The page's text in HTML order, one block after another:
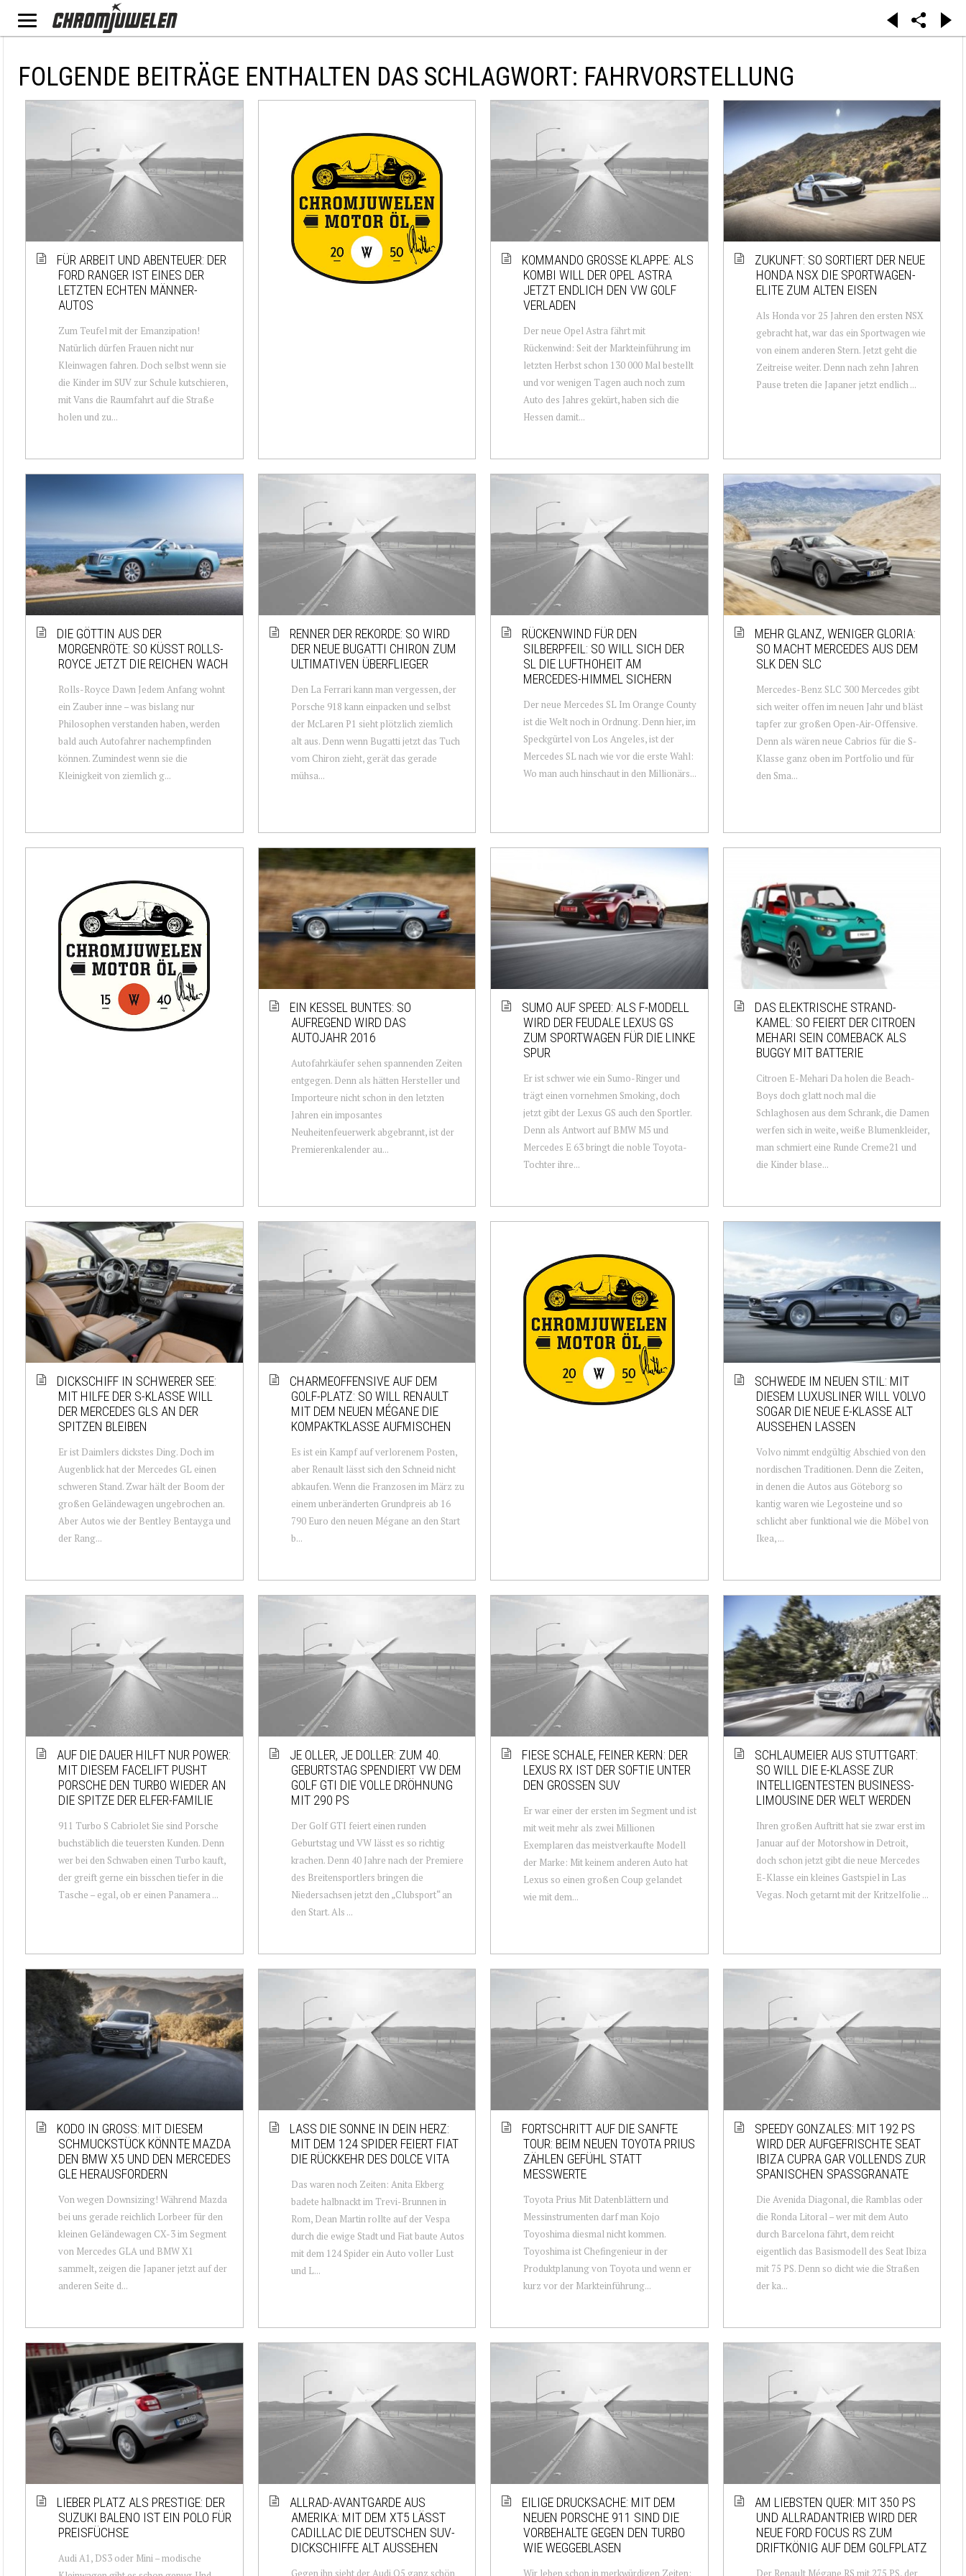
FOLGENDE BEITRÄGE ENTHALTEN DAS SCHLAGWORT: FAHRVORSTELLUNG
FÜR ARBEIT UND ABENTEUER: DER
FORD RANGER IST EINES DER
LETZTEN ECHTEN MÄNNER-
AUTOS
Zum Teufel mit der Emanzipation!
Natürlich dürfen Frauen nicht nur
Kleinwagen fahren. Doch selbst wenn sie
die Kinder im SUV zur Schule kutschieren,
mit Vans die Raumfahrt auf die Straße
holen und zu...
KOMMANDO GROSSE KLAPPE: ALS K
OMBI WILL DER OPEL ASTRA J
ETZT ENDLICH DEN VW GOLF V
ERLADEN
Der neue Opel Astra fährt mit
Rückenwind: Seit der Markteinführung im
letzten Herbst schon 130 000 Mal bestellt
und vor wenigen Tagen auch noch zum
Auto des Jahres gekürt, haben sich die
Hessen damit...
ZUKUNFT: SO SORTIERT DER NEUE
HONDA NSX DIE SPORTWAGEN-
ELITE ZUM ALTEN EISEN
Als Honda vor 25 Jahren den ersten NSX
gebracht hat, war das ein Sportwagen wie
von einem anderen Stern. Jetzt geht die
Zeitreise weiter. Denn nach zehn Jahren
Pause treten die Japaner jetzt endlich ...
DIE GÖTTIN AUS DER
MORGENRÖTE: SO KÜSST ROLLS-
ROYCE JETZT DIE REICHEN WACH
Rolls-Royce Dawn Jedem Anfang wohnt
ein Zauber inne – was bislang nur
Philosophen verstanden haben, werden
bald auch Autofahrer nachempfinden
können. Zumindest wenn sie die
Kleinigkeit von ziemlich g...
RENNER DER REKORDE: SO WIRD
DER NEUE BUGATTI CHIRON ZUM
ULTIMATIVEN ÜBERFLIEGER
Den La Ferrari kann man vergessen, der
Porsche 918 kann einpacken und selbst
der McLaren P1 sieht plötzlich ziemlich
alt aus. Denn wenn Bugatti jetzt das Tuch
vom Chiron zieht, gerät das gerade
mühsa...
RÜCKENWIND FÜR DEN
SILBERPFEIL: SO WILL SICH DER
SL DIE LUFTHOHEIT AM
MERCEDES-HIMMEL SICHERN
Der neue Mercedes SL Im Orange County
ist die Welt noch in Ordnung. Denn hier, im
Speckgürtel von Los Angeles, ist der
Mercedes SL nach wie vor die erste Wahl:
Wo man auch hinschaut in den Millionärs...
MEHR GLANZ, WENIGER GLORIA:
SO MACHT MERCEDES AUS DEM
SLK DEN SLC
Mercedes-Benz SLC 300 Mercedes gibt
sich weiter offen im neuen Jahr und bläst
tapfer zur großen Open-Air-Offensive.
Denn als wären neue Cabrios für die S-
Klasse ganz oben im Portfolio und für
den Sma...
EIN KESSEL BUNTES: SO
AUFREGEND WIRD DAS
AUTOJAHR 2016
Autofahrkäufer sehen spannenden Zeiten
entgegen. Denn als hätten Hersteller und
Importeure nicht schon in den letzten
Jahren ein imposantes
Neuheitenfeuerwerk abgebrannt, ist der
Premierenkalender au...
SUMO AUF SPEED: ALS F-MODELL
WIRD DER FEUDALE LEXUS GS
ZUM SPORTWAGEN FÜR DIE LINKE
SPUR
Er ist schwer wie ein Sumo-Ringer und
trägt einen vornehmen Smoking, doch
jetzt gibt der Lexus GS auch den Sportler.
Denn als Antwort auf BMW M5 und
Mercedes E 63 bringt die noble Toyota-
Tochter ihre...
DAS ELEKTRISCHE STRAND-
KAMEL: SO FEIERT DER CITROEN
MEHARI SEIN COMEBACK ALS
BUGGY MIT BATTERIE
Citroen E-Mehari Da holen die Beach-
Boys doch glatt noch mal die
Schlaghosen aus dem Schrank, die Damen
werfen sich in weite, weiße Blumenkleider,
man schmiert eine Runde Creme21 und
die Kinder blase...
DICKSCHIFF IN SCHWERER SEE:
MIT HILFE DER S-KLASSE WILL
DER MERCEDES GLS AN DER
SPITZEN BLEIBEN
Er ist Daimlers dickstes Ding. Doch im
Augenblick hat der Mercedes GL einen
schweren Stand. Zwar hält der Boom der
großen Geländewagen ungebrochen an.
Aber Autos wie der Bentley Bentayga und
der Rang...
CHARMEOFFENSIVE AUF DEM
GOLF-PLATZ: SO WILL RENAULT
MIT DEM NEUEN MÉGANE DIE
KOMPAKTKLASSE AUFMISCHEN
Es ist ein Kampf auf verlorenem Posten,
aber Renault lässt sich den Schneid nicht
abkaufen. Wenn die Franzosen im März zu
einem unberänderten Grundpreis ab 16
790 Euro den neuen Mégane an den Start
b...
SCHWEDE IM NEUEN STIL: MIT
DIESEM LUXUSLINER WILL VOLVO
SOGAR DIE NEUE E-KLASSE ALT
AUSSEHEN LASSEN
Volvo nimmt endgültig Abschied von den
nordischen Traditionen. Denn die Zeiten,
in denen die Autos aus Göteborg so
kantig waren wie Legosteine und so
schlicht aber funktional wie die Möbel von
Ikea, ...
AUF DIE DAUER HILFT NUR POWER:
MIT DIESEM FACELIFT PUSHT
PORSCHE DEN TURBO WIEDER AN
DIE SPITZE DER ELFER-FAMILIE
911 Turbo S Cabriolet Sie sind Porsche
buchstäblich die teuersten Kunden. Denn
wer bei den Schwaben einen Turbo kauft,
der greift gerne ein bisschen tiefer in die
Tasche – egal, ob er einen Panamera ...
JE OLLER, JE DOLLER: ZUM 40.
GEBURTSTAG SPENDIERT VW DEM
GOLF GTI DIE VOLLE DRÖHNUNG
MIT 290 PS
Der Golf GTI feiert einen runden
Geburtstag und VW lässt es so richtig
krachen. Denn 40 Jahre nach der Premiere
des Breitensportlers bringen die
Niedersachsen jetzt den „Clubsport“ an
den Start. Als ...
FIESE SCHALE, FEINER KERN: DER
LEXUS RX IST DER SOFTIE UNTER
DEN GROSSEN SUV
Er war einer der ersten im Segment und ist
mit weit mehr als zwei Millionen
Exemplaren das meistverkaufte Modell
der Marke: Mit keinem anderen Auto hat
Lexus so einen großen Coup gelandet
wie mit dem...
SCHLAUMEIER AUS STUTTGART:
SO WILL DIE E-KLASSE ZUR
INTELLIGENTESTEN BUSINESS-
LIMOUSINE DER WELT WERDEN
Ihren großen Auftritt hat sie zwar erst im
Januar auf der Motorshow in Detroit,
doch schon jetzt gibt die neue Mercedes
E-Klasse ein kleines Gastspiel in Las
Vegas. Noch getarnt mit der Kritzelfolie ...
KODO IN GROSS: MIT DIESEM S
CHMUCKSTÜCK KÖNNTE MAZDA D
EN BMW X5 UND DEN MERCEDES G
LE HERAUSFORDERN
Von wegen Downsizing! Während Mazda
bei uns gerade reichlich Lorbeer für den
kleinen Geländewagen CX-3 im Segment
von Mercedes GLA und BMW X1
sammelt, zeigen die Japaner jetzt auf der
anderen Seite d...
LASS DIE SONNE IN DEIN HERZ:
MIT DEM 124 SPIDER FEIERT FIAT
DIE RÜCKKEHR DES DOLCE VITA
Das waren noch Zeiten: Anita Ekberg
badete halbnackt im Trevi-Brunnen in
Rom, Dean Martin rollte auf der Vespa
durch die ewige Stadt und Fiat baute Autos
mit dem 124 Spider ein Auto voller Lust
und L...
FORTSCHRITT AUF DIE SANFTE
TOUR: BEIM NEUEN TOYOTA PRIUS
ZÄHLEN GEFÜHL STATT
MESSWERTE
Toyota Prius Mit Datenblättern und
Messinstrumenten darf man Kojo
Toyoshima diesmal nicht kommen.
Toyoshima ist Chefingenieur in der
Produktplanung von Toyota und wenn er
kurz vor der Markteinführung...
SPEEDY GONZALES: MIT 192 PS
WIRD DER AUFGEFRISCHTE SEAT
IBIZA CUPRA GAR VOLLENDS ZUR
SPANISCHEN SPASSGRANATE
Die Avenida Diagonal, die Ramblas oder
die Ronda Litoral – wer mit dem Auto
durch Barcelona fährt, dem reicht
eigentlich das Basismodell des Seat Ibiza
mit 75 PS. Denn so dicht wie die Straßen
der ka...
LIEBER PLATZ ALS PRESTIGE: DER
SUZUKI BALENO IST EIN POLO FÜR
PREISFÜCHSE
Audi A1, DS3 oder Mini – modische
ALLRAD-AVANTGARDE AUS
AMERIKA: MIT DEM XT5 LÄSST
CADILLAC DIE DEUTSCHEN SUV-
DICKSCHIFFE ALT AUSSEHEN
Gegen ihn sieht der Audi Q5 ganz schön
EILIGE DRUCKSACHE: MIT DEM
NEUEN PORSCHE 911 SIND DIE
VORBEHALTE GEGEN DEN TURBO
WIE WEGGEBLASEN
Wir leben schon in merkwürdigen Zeiten:
AM LIEBSTEN QUER: MIT 350 PS
UND ALLRADANTRIEB WIRD DER
NEUE FORD FOCUS RS ZUM
DRIFTKÖNIG AUF DEM GOLFPLATZ
Der Renault Mégane RS mit 275 PS, der